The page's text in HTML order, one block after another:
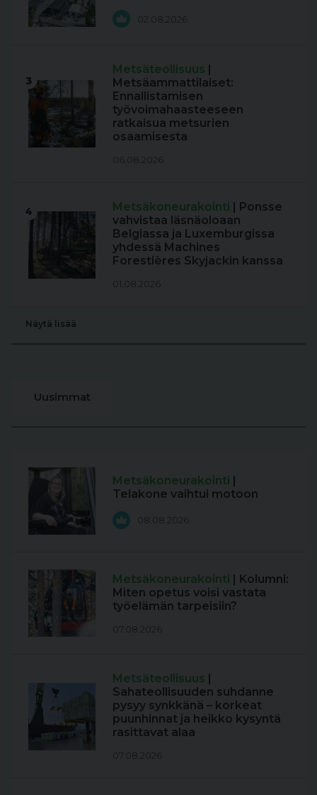
02.08.2026
3
Metsäteollisuus |
Metsäammattilaiset:
Ennallistamisen
työvoimahaasteeseen
ratkaisua metsurien
osaamisesta
06.08.2026
4 Metsäkoneurakointi | Ponsse
vahvistaa läsnäoloaan
Belgiassa ja Luxemburgissa
yhdessä Machines
Forestières Skyjackin kanssa
01.08.2026
Näytä lisää
Uusimmat
Metsäkoneurakointi |
Telakone vaihtui motoon
08.08.2026
Metsäkoneurakointi | Kolumni:
Miten opetus voisi vastata
työelämän tarpeisiin?
07.08.2026
Metsäteollisuus |
Sahateollisuuden suhdanne
pysyy synkkänä – korkeat
puunhinnat ja heikko kysyntä
rasittavat alaa
07.08.2026